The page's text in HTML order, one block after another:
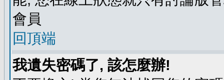
會員
回頂端
我遺失密碼了, 該怎麼辦!